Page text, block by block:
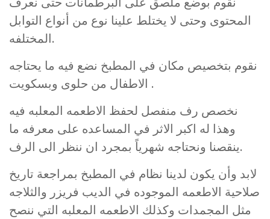
المحتوى وحتى لا يختلط علينا نوع من أنواع التوابل
المختلفه.
نقوم بتخصيص مكان في المطبخ نضع فيه ما يحتاجه
الاطفال من حلوى وبسكويت .
نخصص رف منفصل لحفظ الاطعمه المعلبه فيه
وهذا له اكبر الاثر في المساعده على معرفه ما
ينقصنا ونحتاجه شهرياً بمجرد ان ننظر الى الرف.
لابد وأن يكون لدينا نظام في المطبخ بمراجعة تاريخ
صلاحية الاطعمه الموجوده في الديب فريزر والثلاجه
مثل المجمدات وكذلك الاطعمه المعلبه التي ننصح